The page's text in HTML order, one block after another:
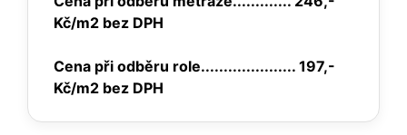
Kč/m2 bez DPH
Cena při odběru role..................... 197,-
Kč/m2 bez DPH